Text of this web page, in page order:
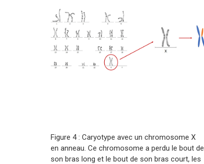
Figure 4 : Caryotype avec un chromosome X
en anneau. Ce chromosome a perdu le bout de
son bras long et le bout de son bras court, les